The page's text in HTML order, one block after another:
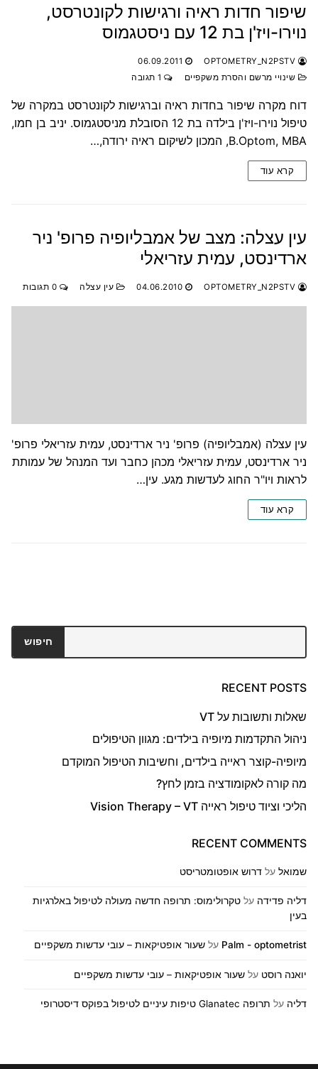
שיפור חדות ראיה ורגישות לקונטרסט,
נוירו-ויז'ן בת 12 עם ניסטגמוס
06.09.2011
שינויי מרשם והסרת משקפיים
דוח מקרה שיפור בחדות ראיה וברגישות לקונטרסט במקרה של
טיפול נוירו-ויז'ן בילדה בת 12 הסובלת מניסטגמוס. יניב בן חמו,
B.Optom, MBA, המכון לשיקום ראיה ירודה,…
קרא עוד
עין עצלה: מצב של אמבליופיה פרופ' ניר
ארדינסט, עמית עזריאלי
04.06.2010 עין עצלה
עין עצלה (אמבליופיה) פרופ' ניר ארדינסט, עמית עזריאלי פרופ'
ניר ארדינסט, עמית עזריאלי מכהן כחבר ועד המנהל של עמותת
לראות ויו"ר החוג לעדשות מגע. עין…
קרא עוד
חיפוש
RECENT POSTS
שאלות ותשובות על VT
ניהול התקדמות מיופיה בילדים: מגוון הטיפולים
מיופיה-קוצר ראייה בילדים, וחשיבות הטיפול המוקדם
מה קורה לאקומודציה בזמן לחץ?
הליכי וציוד טיפול ראייה Vision Therapy – VT
RECENT COMMENTS
שמואל על דרוש אופטומטריסט
דליה פדידה על טקרולימוס: תרופה חדשה מעולה לטיפול באלרגיות
בעין
Palm - optometrist על שעור אופטיקאות – עובי עדשות משקפיים
יואנה רוסט על שעור אופטיקאות – עובי עדשות משקפיים
דליה על תרופה Glanatec טיפות עיניים לטיפול בפוקס דיסטרופי